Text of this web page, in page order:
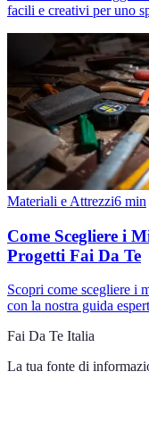
facili e creativi per uno
Materiali e Attrezzi6 min
Come Scegliere i
Progetti Fai Da Te
Scopri come scegliere i
con la nostra guida
Fai Da Te Italia
La tua fonte di